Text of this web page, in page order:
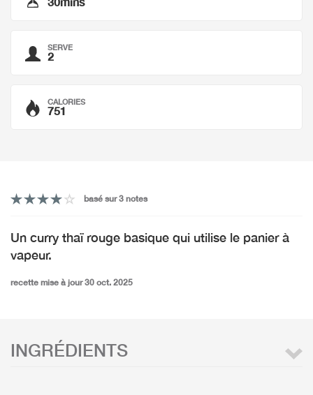
SERVE
2
CALORIES
751
basé sur 3 notes
Un curry thaï rouge basique qui utilise le panier à
vapeur.
recette mise à jour 30 oct. 2025
INGRÉDIENTS